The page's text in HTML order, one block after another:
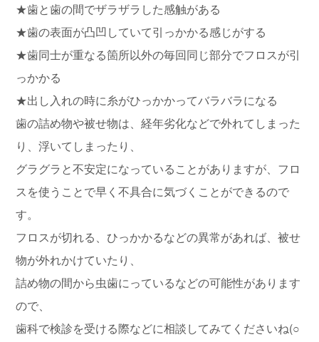
★歯と歯の間でザラザラした感触がある
★歯の表面が凸凹していて引っかかる感じがする
★歯同士が重なる箇所以外の毎回同じ部分でフロスが引
っかかる
★出し入れの時に糸がひっかかってバラバラになる
歯の詰め物や被せ物は、経年劣化などで外れてしまった
り、浮いてしまったり、
グラグラと不安定になっていることがありますが、フロ
スを使うことで早く不具合に気づくことができるので
す。
フロスが切れる、ひっかかるなどの異常があれば、被せ
物が外れかけていたり、
詰め物の間から虫歯にっているなどの可能性があります
ので、
歯科で検診を受ける際などに相談してみてくださいね(○